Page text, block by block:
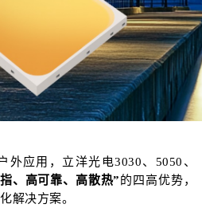
外应用，立洋光电3030、5050、
、高可靠、高散热”的四高优势，
解决方案。